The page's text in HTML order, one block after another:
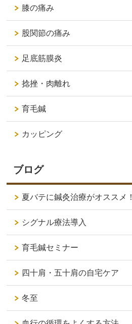
膝の痛み
股関節の痛み
足底筋膜炎
捻挫・肉離れ
育毛鍼
カッピング
ブログ
夏バテに鍼灸治療がオススメ！
シグナル療法導入
育毛鍼セミナー
四十肩・五十肩の自宅ケア
冬至